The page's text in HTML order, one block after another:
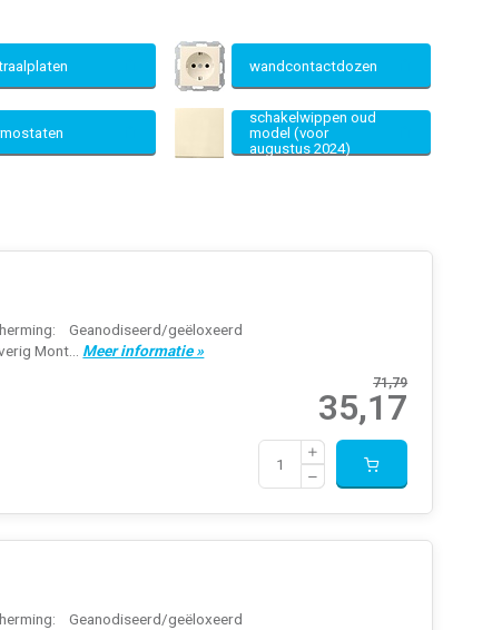
wandcontactdozen
schakelwippen oud
model (voor
augustus 2024)
Geanodiseerd/geëloxeerd
Mont... Meer informatie »
71,79
35,17
Geanodiseerd/geëloxeerd